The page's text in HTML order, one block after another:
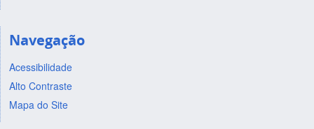
Navegação
Acessibilidade
Alto Contraste
Mapa do Site